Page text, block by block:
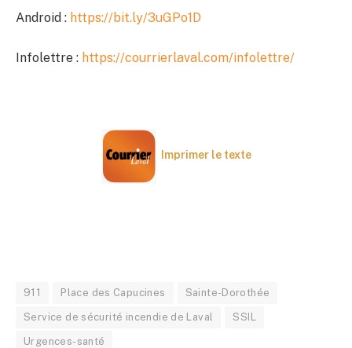
Android : https://bit.ly/3uGPo1D
Infolettre : https://courrierlaval.com/infolettre/
Imprimer le texte
911 Place des Capucines Sainte-Dorothée
Service de sécurité incendie de Laval SSIL
Urgences-santé